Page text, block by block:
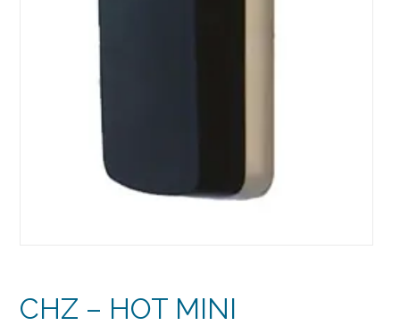
CHZ – HOT MINI